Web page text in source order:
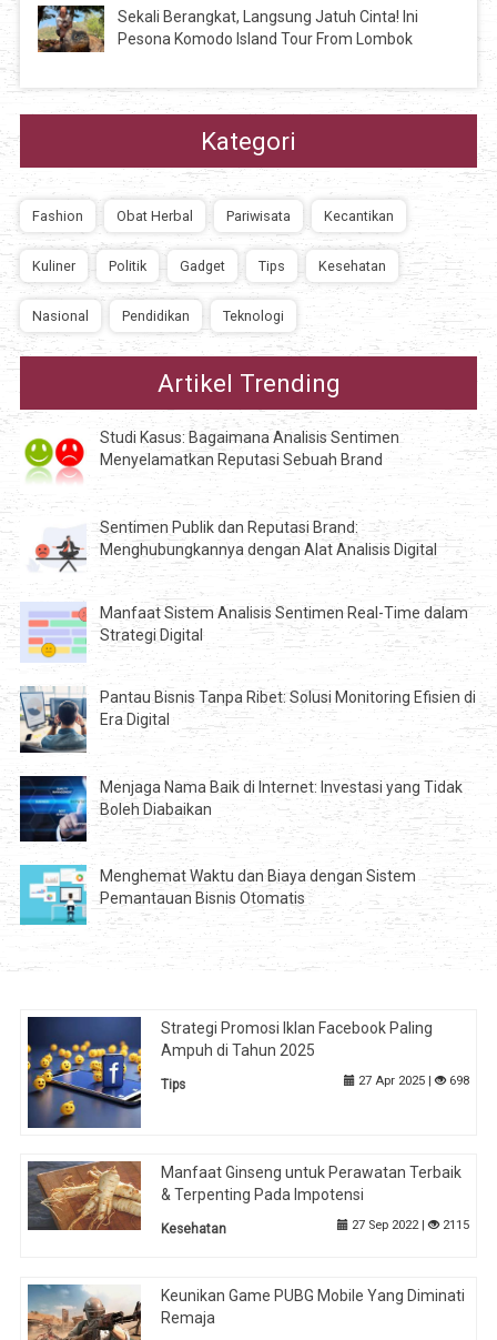
Sekali Berangkat, Langsung Jatuh Cinta! Ini
Pesona Komodo Island Tour From Lombok
Kategori
Fashion Obat Herbal Pariwisata Kecantikan
Kuliner Politik Gadget Tips Kesehatan
Nasional Pendidikan Teknologi
Artikel Trending
Studi Kasus: Bagaimana Analisis Sentimen
Menyelamatkan Reputasi Sebuah Brand
Sentimen Publik dan Reputasi Brand:
Menghubungkannya dengan Alat Analisis Digital
Manfaat Sistem Analisis Sentimen Real-Time dalam
Strategi Digital
Pantau Bisnis Tanpa Ribet: Solusi Monitoring Efisien di
Era Digital
Menjaga Nama Baik di Internet: Investasi yang Tidak
Boleh Diabaikan
Menghemat Waktu dan Biaya dengan Sistem
Pemantauan Bisnis Otomatis
Strategi Promosi Iklan Facebook Paling
Ampuh di Tahun 2025
Tips 27 Apr 2025 | 698
Manfaat Ginseng untuk Perawatan Terbaik
& Terpenting Pada Impotensi
Kesehatan 27 Sep 2022 | 2115
Keunikan Game PUBG Mobile Yang Diminati
Remaja